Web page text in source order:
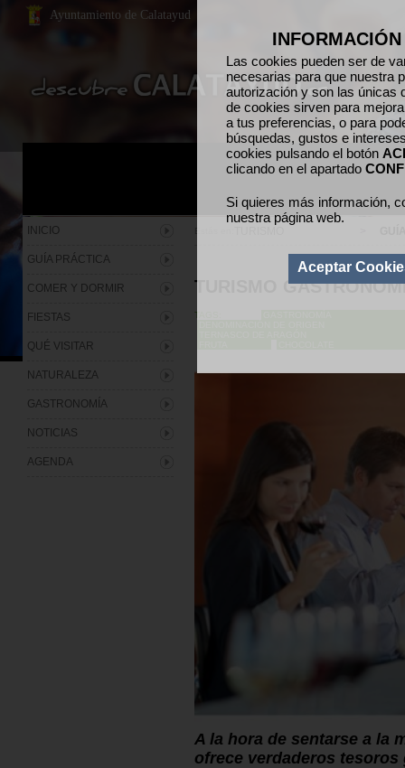
Las cookies pueden ser de
necesarias para que nuestra
autorización y son las únicas
de cookies sirven para
a tus preferencias, o para
búsquedas, gustos e
cookies pulsando el botón
clicando en el apartado
Si quieres más información,
nuestra página web.
Aceptar
TURISMO
TAGS:
A la hora de sentarse a la
ofrece verdaderos
INICIO
GUÍA PRÁCTICA
COMER Y DORMIR
FIESTAS
QUÉ VISITAR
NATURALEZA
GASTRONOMÍA
NOTICIAS
AGENDA
Ayuntamiento de Calatayud